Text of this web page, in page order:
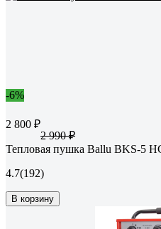
-6%
2 800 ₽
2 990 ₽
Тепловая пушка Ballu BKS-5
4.7(192)
В корзину